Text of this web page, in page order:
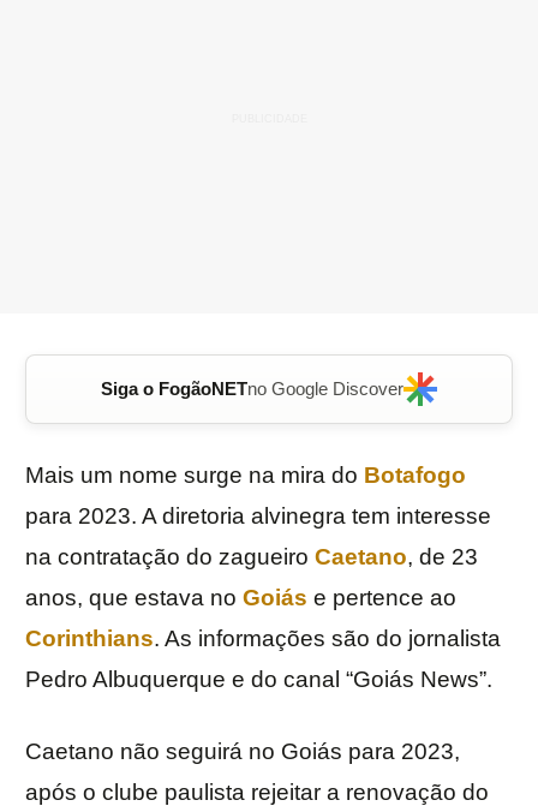
Siga o FogãoNETno Google Discover
Mais um nome surge na mira do Botafogo
para 2023. A diretoria alvinegra tem interesse
na contratação do zagueiro Caetano, de 23
anos, que estava no Goiás e pertence ao
Corinthians. As informações são do jornalista
Pedro Albuquerque e do canal “Goiás News”.
Caetano não seguirá no Goiás para 2023,
após o clube paulista rejeitar a renovação do